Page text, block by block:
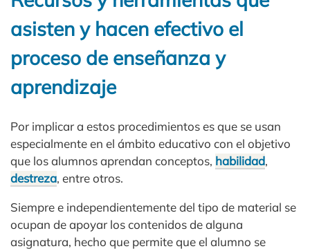
asisten y hacen efectivo el
proceso de enseñanza y
aprendizaje
Por implicar a estos procedimientos es que se usan
especialmente en el ámbito educativo con el objetivo
que los alumnos aprendan conceptos, habilidad,
destreza, entre otros.
Siempre e independientemente del tipo de material se
ocupan de apoyar los contenidos de alguna
asignatura, hecho que permite que el alumno se